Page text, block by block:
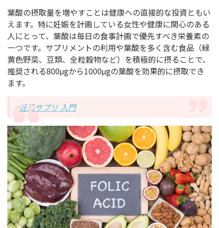
葉酸の摂取量を増やすことは健康への直接的な投資ともい
えます。特に妊娠を計画している女性や健康に関心のある
人にとって、葉酸は毎日の食事計画で優先すべき栄養素の
一つです。サプリメントの利用や葉酸を多く含む食品（緑
黄色野菜、豆類、全粒穀物など）を積極的に摂ることで、
推奨される800μgから1000μgの葉酸を効果的に摂取でき
ます。
妊活サプリ 入門